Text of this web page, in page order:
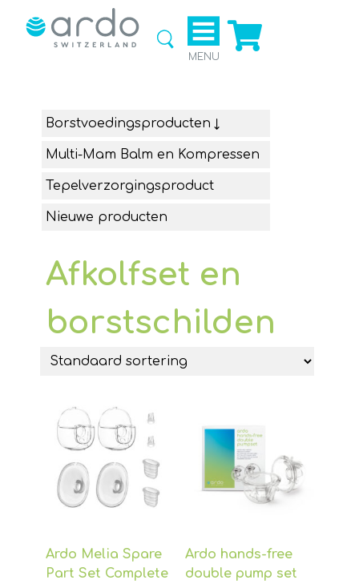
MENU
Borstvoedingsproducten
Multi-Mam Balm en Kompressen
Tepelverzorgingsproduct
Nieuwe producten
Afkolfset en
borstschilden
Ardo Melia Spare
Part Set Complete
Ardo hands-free
double pump set